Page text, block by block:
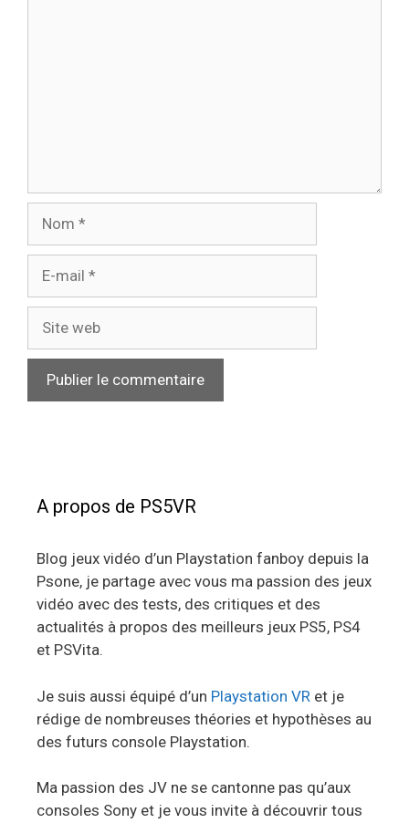
A propos de PS5VR
Blog jeux vidéo d’un Playstation fanboy depuis la
Psone, je partage avec vous ma passion des jeux
vidéo avec des tests, des critiques et des
actualités à propos des meilleurs jeux PS5, PS4
et PSVita.
Je suis aussi équipé d’un Playstation VR et je
rédige de nombreuses théories et hypothèses au
des futurs console Playstation.
Ma passion des JV ne se cantonne pas qu’aux
consoles Sony et je vous invite à découvrir tous